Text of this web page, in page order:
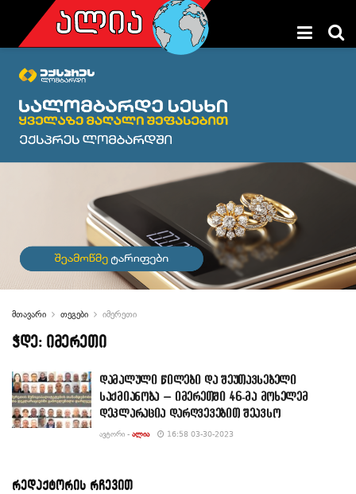
მთავარი თეგები იმერეთი
ჭდე: იმერეთი
დამალული წილები და შეუთავსებელი
საქმიანობა – იმერეთში 46-მა მოხელემ
დეკლარაცია დარღვევებით შეავსო
ᲐᲕᲢᲝᲠᲘ - ᲐᲚᲘᲐ 16:58 03-30-2023
რედაქტორის რჩევით